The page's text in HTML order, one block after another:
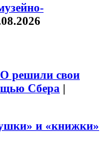
решили свои
Сбера |
и «книжки»